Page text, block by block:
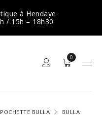
à Hendaye
/ 15h – 18h30
0
POCHETTE BULLA
BULLA